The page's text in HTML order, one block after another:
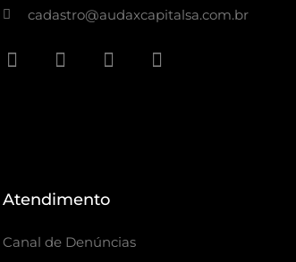
cadastro@audaxcapitalsa.com.br
Atendimento
Canal de Denúncias